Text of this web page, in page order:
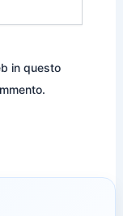
in questo